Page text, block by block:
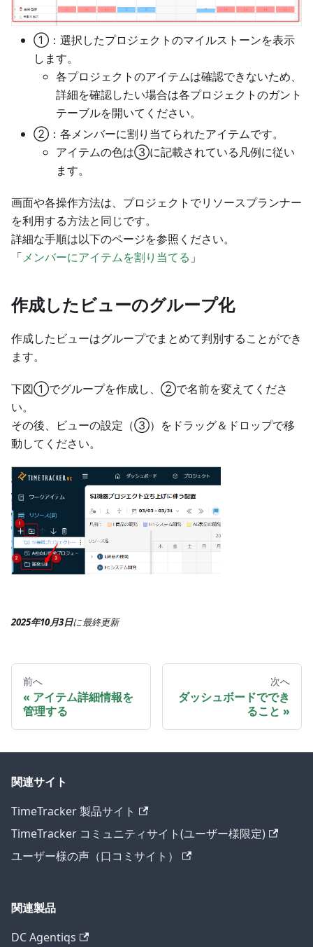
①：選択したプロジェクトのマイルストーンを表示
します。
各プロジェクトのアイテムは確認できないため、
詳細を確認したい場合は各プロジェクトのガント
テーブルを開いてください。
②：各メンバーに割り当てられたアイテムです。
アイテムの色は③に記載されている凡例に従い
ます。
画面や各操作方法は、プロジェクトでリソースプランナー
を利用する方法と同じです。
詳細な手順は以下のページを参照ください。
「メンバーにアイテムを割り当てる 」
作成したビューのグループ化
作成したビューはグループでまとめて判別することができ
ます。
下図①でグループを作成し、②で名前を変えてくださ
い。
その後、ビューの設定（③）をドラッグ＆ドロップで移
動してください。
2025年10月3日に最終更新
前へ
アイテム詳細情報を
管理する
次へ
ダッシュボードででき
ること
関連サイト
TimeTracker 製品サイト
TimeTracker コミュニティサイト(ユーザー様限定)
ユーザー様の声（口コミサイト）
関連製品
DC Agentiqs